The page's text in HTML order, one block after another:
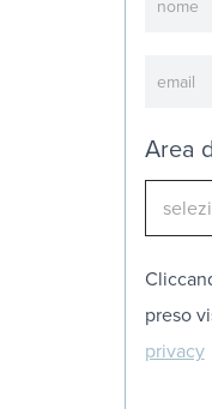
Area
preso
privacy